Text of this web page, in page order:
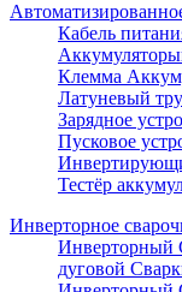
Кабель
Клемма
Латуневый
Зарядное
Пусковое
Тестёр
Инверторное
Инверторный
дуговой